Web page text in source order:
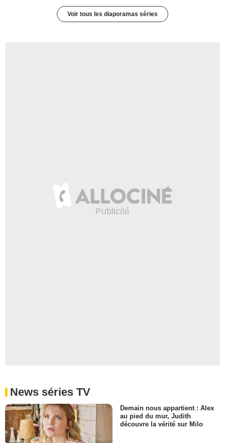
Voir tous les diaporamas séries
News séries TV
Demain nous appartient : Alex
au pied du mur, Judith
découvre la vérité sur Milo